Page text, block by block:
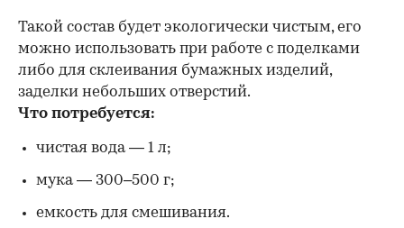
Такой состав будет экологически чистым, его
можно использовать при работе с поделками
либо для склеивания бумажных изделий,
заделки небольших отверстий.
Что потребуется:
чистая вода — 1 л;
мука — 300–500 г;
емкость для смешивания.